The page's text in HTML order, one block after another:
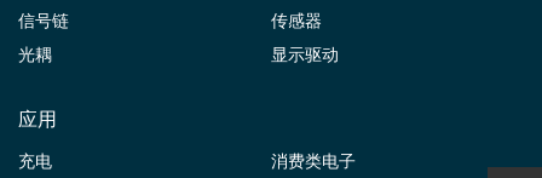
信号链
传感器
光耦
显示驱动
应用
充电
消费类电子